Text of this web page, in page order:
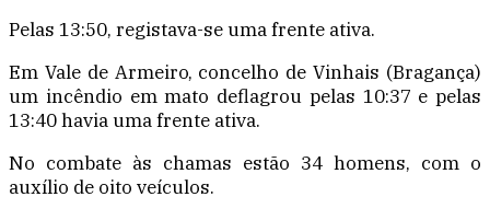
Pelas 13:50, registava-se uma frente ativa.
Em Vale de Armeiro, concelho de Vinhais (Bragança)
um incêndio em mato deflagrou pelas 10:37 e pelas
13:40 havia uma frente ativa.
No combate às chamas estão 34 homens, com o
auxílio de oito veículos.